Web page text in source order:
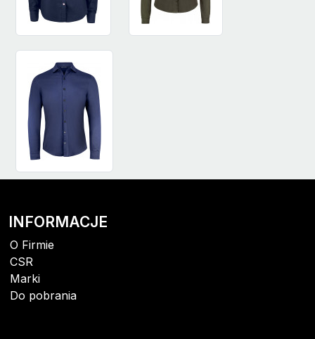
INFORMACJE
O Firmie
CSR
Marki
Do pobrania